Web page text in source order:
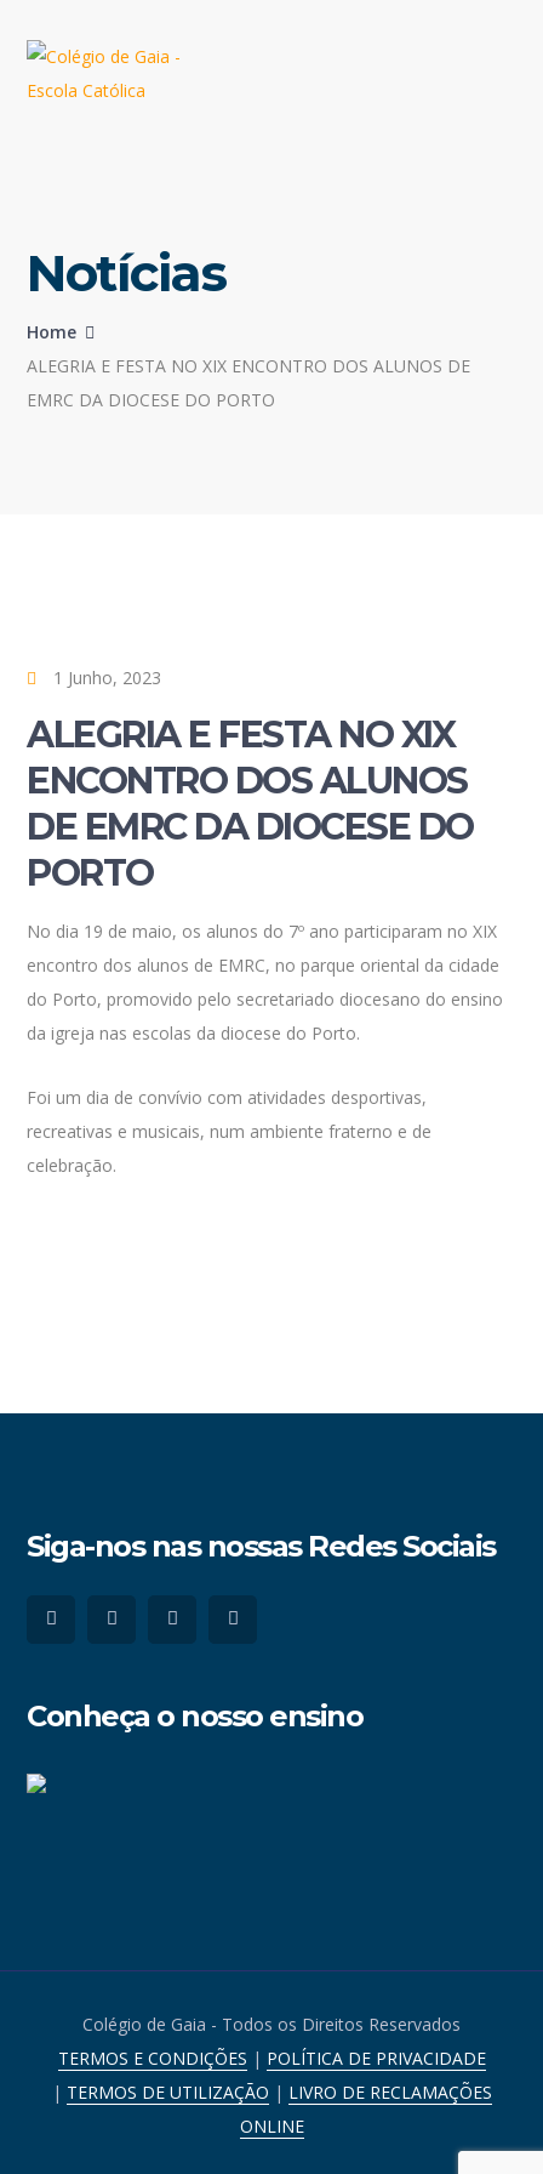
Notícias
Home
ALEGRIA E FESTA NO XIX ENCONTRO DOS ALUNOS DE
EMRC DA DIOCESE DO PORTO
1 Junho, 2023
ALEGRIA E FESTA NO XIX
ENCONTRO DOS ALUNOS
DE EMRC DA DIOCESE DO
PORTO
No dia 19 de maio, os alunos do 7º ano participaram no XIX
encontro dos alunos de EMRC, no parque oriental da cidade
do Porto, promovido pelo secretariado diocesano do ensino
da igreja nas escolas da diocese do Porto.
Foi um dia de convívio com atividades desportivas,
recreativas e musicais, num ambiente fraterno e de
celebração.
Siga-nos nas nossas Redes Sociais
Conheça o nosso ensino
Colégio de Gaia - Todos os Direitos Reservados
TERMOS E CONDIÇÕES | POLÍTICA DE PRIVACIDADE
| TERMOS DE UTILIZAÇÃO | LIVRO DE RECLAMAÇÕES
ONLINE